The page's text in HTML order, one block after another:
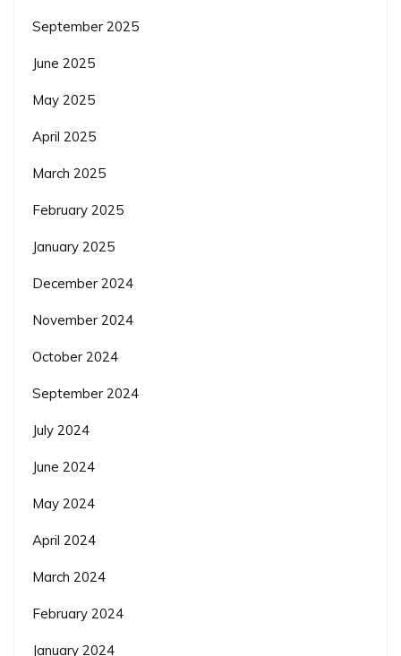
September 2025
June 2025
May 2025
April 2025
March 2025
February 2025
January 2025
December 2024
November 2024
October 2024
September 2024
July 2024
June 2024
May 2024
April 2024
March 2024
February 2024
January 2024